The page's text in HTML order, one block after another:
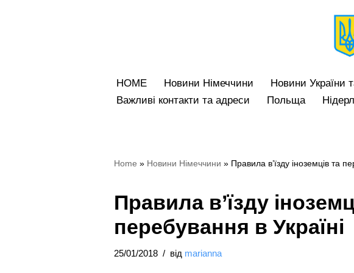
HOME
Новини Німеччини Hовини України
Bажливі контакти та адреси
Польща
Home » Новини Німеччини » Правила в’їзду іноземців та
Правила в’їзду
перебування в Україні
25/01/2018 від marianna